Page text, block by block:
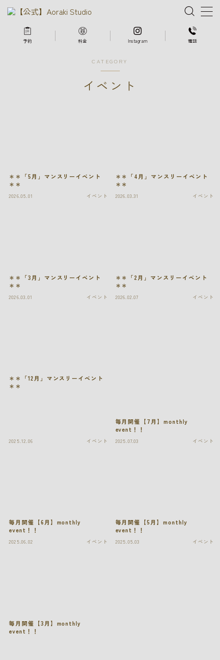
MENU
お問い合わせ
予約 料金 Instagram 電話
CATEGORY
イベント
＊＊「5月」マンスリーイベント
＊＊
2026.05.01 イベント
＊＊「4月」マンスリーイベント
＊＊
2026.03.31 イベント
＊＊「3月」マンスリーイベント
＊＊
2026.03.01 イベント
＊＊「2月」マンスリーイベント
＊＊
2026.02.07 イベント
＊＊「12月」マンスリーイベント
＊＊
2025.12.06 イベント
毎月開催【7月】monthly
event！！
2025.07.03 イベント
毎月開催【6月】monthly
event！！
2025.06.02 イベント
毎月開催【5月】monthly
event！！
2025.05.03 イベント
毎月開催【3月】monthly
event！！